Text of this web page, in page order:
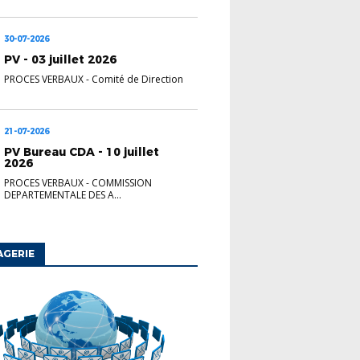
30-07-2026
PV - 03 juillet 2026
PROCES VERBAUX- Comité de Direction
21-07-2026
PV Bureau CDA - 10 juillet
2026
PROCES VERBAUX- COMMISSION
DEPARTEMENTALE DES A...